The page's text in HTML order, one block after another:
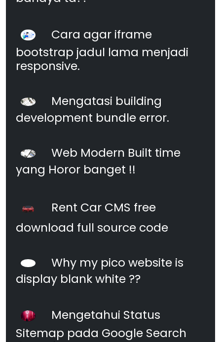
Cara agar iframe
bootstrap jadul lama menjadi
responsive.
Mengatasi building
development bundle error.
Web Modern Built time
yang Horor banget !!
Rent Car CMS free
download full source code
Why my pico website is
display blank white ??
Mengetahui Status
Sitemap pada Google Search